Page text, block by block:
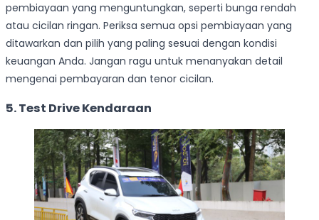
pembiayaan yang menguntungkan, seperti bunga rendah
atau cicilan ringan. Periksa semua opsi pembiayaan yang
ditawarkan dan pilih yang paling sesuai dengan kondisi
keuangan Anda. Jangan ragu untuk menanyakan detail
mengenai pembayaran dan tenor cicilan.
5. Test Drive Kendaraan